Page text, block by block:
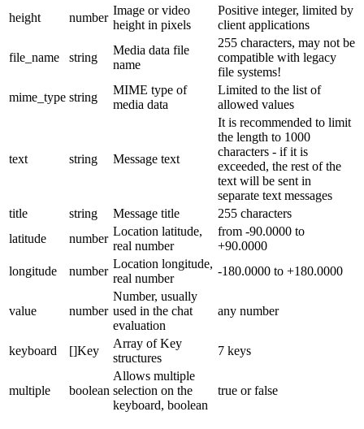
height
number
Image or video
height in pixels
Positive integer, limited by
client applications
file_name string
Media data file
name
255 characters, may not be
compatible with legacy
file systems!
mime_type string
MIME type of
media data
Limited to the list of
allowed values
text string Message text
It is recommended to limit
the length to 1000
characters - if it is
exceeded, the rest of the
text will be sent in
separate text messages
title
string Message title
255 characters
latitude
number
Location latitude,
real number
from -90.0000 to
+90.0000
longitude
number
Location longitude,
real number
-180.0000 to +180.0000
value number
Number, usually
used in the chat
evaluation
any number
keyboard []Key
Array of Key
structures
7 keys
multiple boolean
Allows multiple
selection on the
keyboard, boolean
true or false